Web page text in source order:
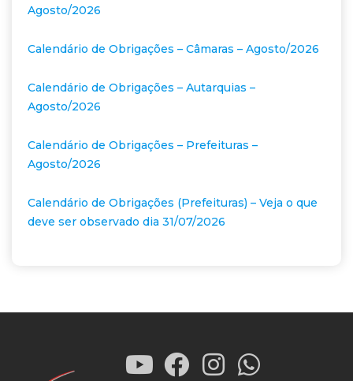
Agosto/2026
Calendário de Obrigações – Câmaras – Agosto/2026
Calendário de Obrigações – Autarquias –
Agosto/2026
Calendário de Obrigações – Prefeituras –
Agosto/2026
Calendário de Obrigações (Prefeituras) – Veja o que
deve ser observado dia 31/07/2026